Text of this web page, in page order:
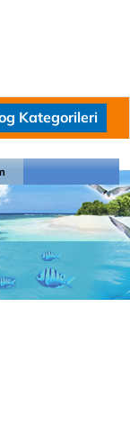
Kategorileri